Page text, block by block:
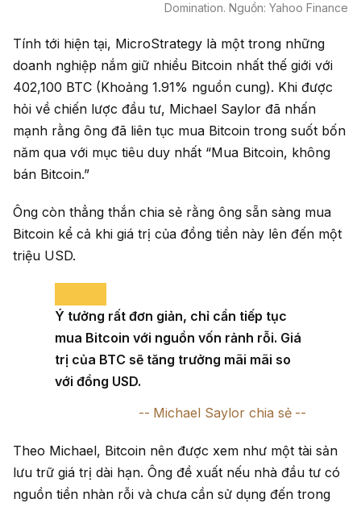
Domination. Nguồn: Yahoo Finance
Tính tới hiện tại, MicroStrategy là một trong những
doanh nghiệp nắm giữ nhiều Bitcoin nhất thế giới với
402,100 BTC (Khoảng 1.91% nguồn cung). Khi được
hỏi về chiến lược đầu tư, Michael Saylor đã nhấn
mạnh rằng ông đã liên tục mua Bitcoin trong suốt bốn
năm qua với mục tiêu duy nhất “Mua Bitcoin, không
bán Bitcoin.”
Ông còn thẳng thắn chia sẻ rằng ông sẵn sàng mua
Bitcoin kể cả khi giá trị của đồng tiền này lên đến một
triệu USD.
Ý tưởng rất đơn giản, chỉ cần tiếp tục
mua Bitcoin với nguồn vốn rảnh rỗi. Giá
trị của BTC sẽ tăng trưởng mãi mãi so
với đồng USD.
Michael Saylor chia sẻ
Theo Michael, Bitcoin nên được xem như một tài sản
lưu trữ giá trị dài hạn. Ông đề xuất nếu nhà đầu tư có
nguồn tiền nhàn rỗi và chưa cần sử dụng đến trong